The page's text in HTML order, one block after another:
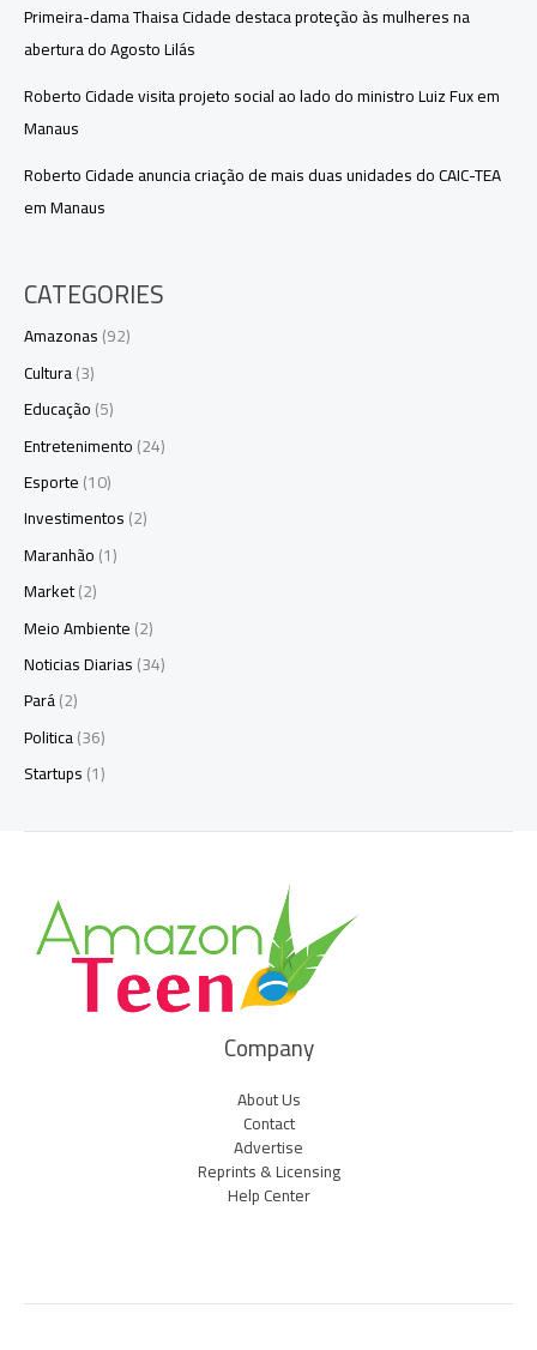
Primeira-dama Thaisa Cidade destaca proteção às mulheres na
abertura do Agosto Lilás
Roberto Cidade visita projeto social ao lado do ministro Luiz Fux em
Manaus
Roberto Cidade anuncia criação de mais duas unidades do CAIC-TEA
em Manaus
CATEGORIES
Amazonas(92)
Cultura(3)
Educação(5)
Entretenimento(24)
Esporte(10)
Investimentos(2)
Maranhão(1)
Market(2)
Meio Ambiente(2)
Noticias Diarias(34)
Pará(2)
Politica(36)
Startups(1)
Company
About Us
Contact
Advertise
Reprints & Licensing
Help Center